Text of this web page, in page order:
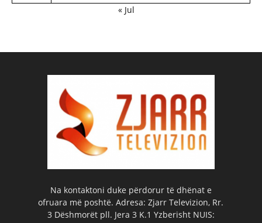
« Jul
Na kontaktoni duke përdorur të dhënat e
ofruara më poshtë. Adresa: Zjarr Televizion, Rr.
3 Dëshmorët pll. Jera 3 K.1 Yzberisht NUIS: